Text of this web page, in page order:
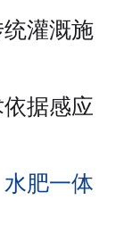
灌溉施
据感应
水肥一体